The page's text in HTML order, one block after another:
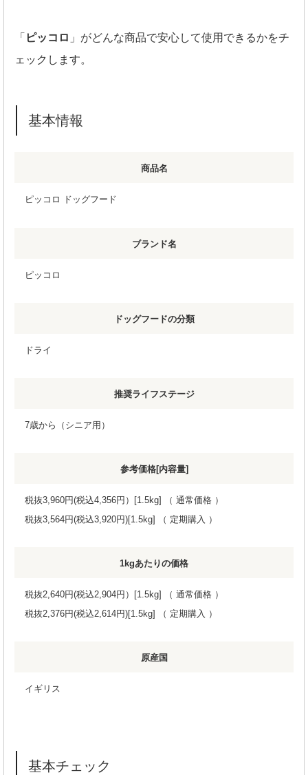
「 ピッコロ 」がどんな商品で安心して使用できるかをチ
ェックします。
基本情報
商品名
ピッコロ ドッグフード
ブランド名
ピッコロ
ドッグフードの分類
ドライ
推奨ライフステージ
7歳から（シニア用）
参考価格[内容量]
税抜3,960円(税込4,356円）[1.5kg] （ 通常価格 ）
税抜3,564円(税込3,920円)[1.5kg] （ 定期購入 ）
1kgあたりの価格
税抜2,640円(税込2,904円）[1.5kg] （ 通常価格 ）
税抜2,376円(税込2,614円)[1.5kg] （ 定期購入 ）
原産国
イギリス
基本チェック